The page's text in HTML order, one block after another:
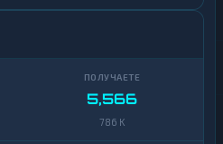
5,566
786 K